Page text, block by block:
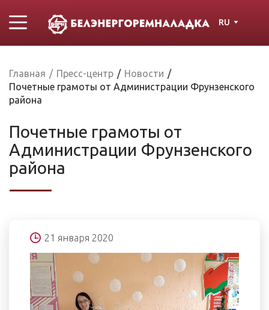
RU
Главная / Пресс-центр / Новости /
Почетные грамоты от Администрации Фрунзенского
района
Почетные грамоты от
Администрации Фрунзенского
района
21 января 2020